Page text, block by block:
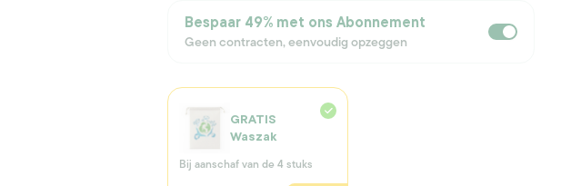
Bespaar 49% met ons Abonnement
Geen contracten, eenvoudig opzeggen
GRATIS
Waszak
Bij aanschaf van de 4 stuks